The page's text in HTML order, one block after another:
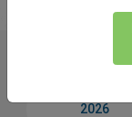
2026